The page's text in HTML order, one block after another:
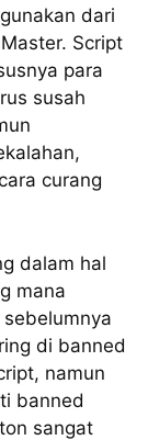
dari
Script
para
susah
curang
dalam hal
mana
di banned
namun
banned
sangat